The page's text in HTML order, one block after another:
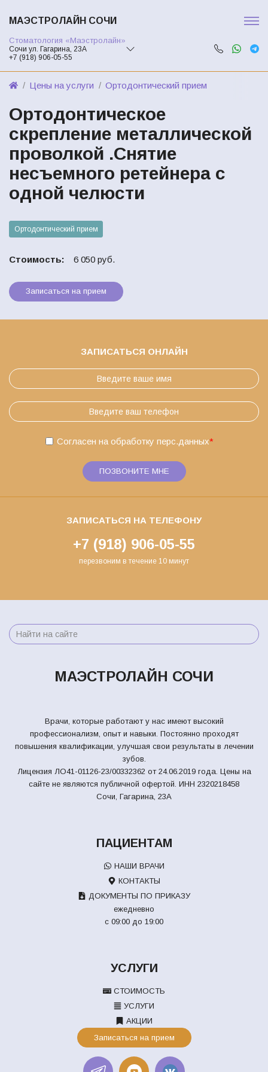
МАЭСТРОЛАЙН СОЧИ
Стоматология «Маэстролайн»
Сочи ул. Гагарина, 23А
+7 (918) 906-05-55
Цены на услуги Ортодонтический прием
Ортодонтическое
скрепление металлической
проволкой .Снятие
несъемного ретейнера с
одной челюсти
Ортодонтический прием
Стоимость: 6 050 руб.
Записаться на прием
ЗАПИСАТЬСЯ ОНЛАЙН
Согласен на обработку перс.данных*
ПОЗВОНИТЕ МНЕ
ЗАПИСАТЬСЯ НА ТЕЛЕФОНУ
+7 (918) 906-05-55
перезвоним в течение 10 минут
МАЭСТРОЛАЙН СОЧИ
Врачи, которые работают у нас имеют высокий
профессионализм, опыт и навыки. Постоянно проходят
повышения квалификации, улучшая свои результаты в лечении
зубов.
Лицензия ЛО41-01126-23/00332362 от 24.06.2019 года. Цены на
сайте не являются публичной офертой. ИНН 2320218458
Сочи, Гагарина, 23А
ПАЦИЕНТАМ
НАШИ ВРАЧИ
КОНТАКТЫ
ДОКУМЕНТЫ ПО ПРИКАЗУ
ежедневно
с 09:00 до 19:00
УСЛУГИ
СТОИМОСТЬ
УСЛУГИ
АКЦИИ
Записаться на прием